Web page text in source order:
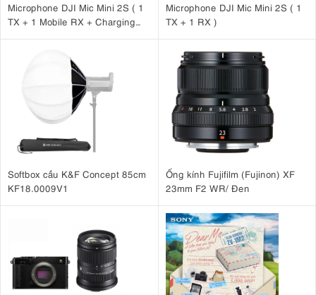
Microphone DJI Mic Mini 2S ( 1
TX + 1 Mobile RX + Charging
Microphone DJI Mic Mini 2S ( 1
TX + 1 RX )
Softbox cầu K&F Concept 85cm
KF18.0009V1
Ống kính Fujifilm (Fujinon) XF
23mm F2 WR/ Đen